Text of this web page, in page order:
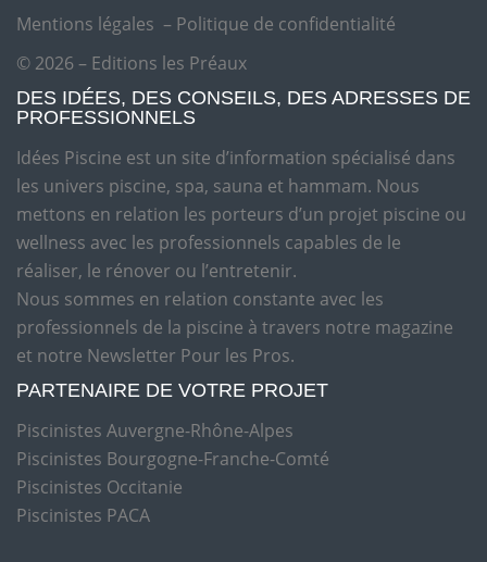
Mentions légales – Politique de confidentialité
© 2026 – Editions les Préaux
DES IDÉES, DES CONSEILS, DES ADRESSES DE
PROFESSIONNELS
Idées Piscine est un site d’information spécialisé dans
les univers piscine, spa, sauna et hammam. Nous
mettons en relation les porteurs d’un projet piscine ou
wellness avec les professionnels capables de le
réaliser, le rénover ou l’entretenir.
Nous sommes en relation constante avec les
professionnels de la piscine à travers notre magazine
et notre Newsletter Pour les Pros.
PARTENAIRE DE VOTRE PROJET
Piscinistes Auvergne-Rhône-Alpes
Piscinistes Bourgogne-Franche-Comté
Piscinistes Occitanie
Piscinistes PACA